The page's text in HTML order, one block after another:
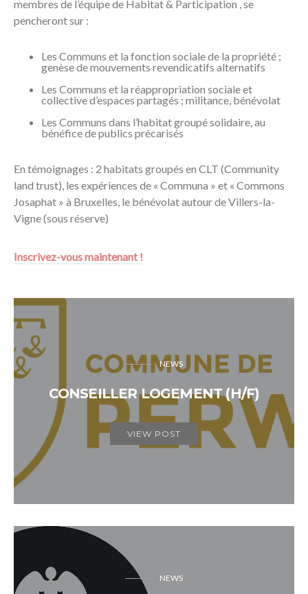
membres de l’équipe de Habitat & Participation , se
pencheront sur :
Les Communs et la fonction sociale de la propriété ;
genèse de mouvements revendicatifs alternatifs
Les Communs et la réappropriation sociale et
collective d’espaces partagés ; militance, bénévolat
Les Communs dans l’habitat groupé solidaire, au
bénéfice de publics précarisés
En témoignages : 2 habitats groupés en CLT (Community
land trust), les expériences de « Communa » et « Commons
Josaphat » à Bruxelles, le bénévolat autour de Villers-la-
Vigne (sous réserve)
Inscrivez-vous maintenant !
NEWS
CONSEILLER LOGEMENT (H/F)
VIEW POST
NEWS